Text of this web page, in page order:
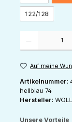
122/128
Auf meine
Artikelnummer:
hellblau 74
Hersteller:
Unsere Vorteile